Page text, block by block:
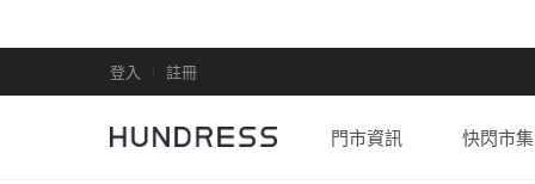
登入 註冊
門市資訊 快閃市集